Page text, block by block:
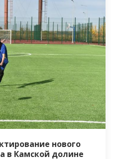
нового
в Камской долине